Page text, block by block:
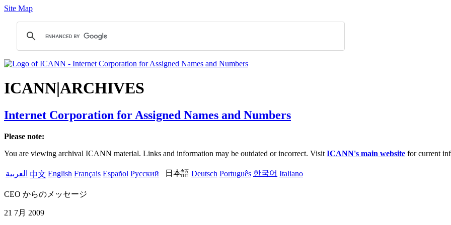
Site Map
ICANN|ARCHIVES
Internet Corporation for Assigned Names and Numbers
Please note:
You are viewing archival ICANN material. Links and information may be outdated or incorrect. Visit ICANN's main website for current
العربية 中文 English Français Español Русский 日本語 Deutsch Português 한국어 Italiano
CEO からのメッセージ
21 7月 2009